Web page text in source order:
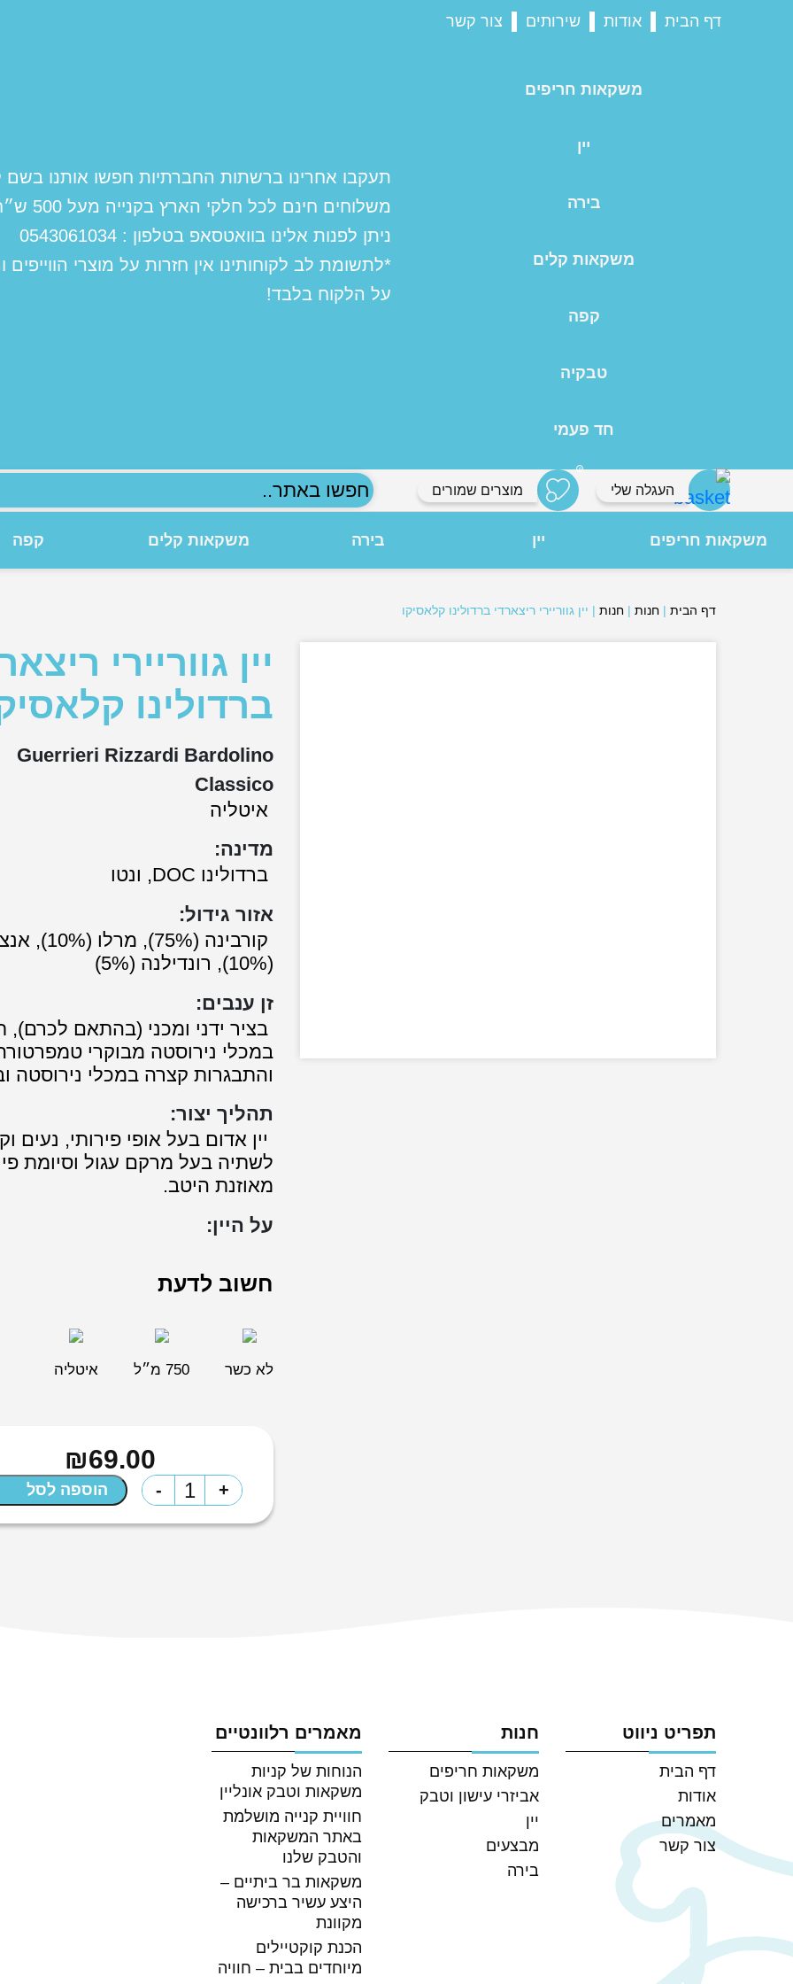
דף הבית אודות שירותים צור קשר
משקאות חריפים
יין
בירה
משקאות קלים
קפה
טבקיה
חד פעמי
תעקבו אחרינו ברשתות החברתיות חפשו אותנו בשם
משלוחים חינם לכל חלקי הארץ בקנייה מעל 500 ש״ח
ניתן לפנות אלינו בוואטסאפ בטלפון : 0543061034
*לתשומת לב לקוחותינו אין חזרות על מוצרי הווייפים
על הלקוח בלבד!
העגלה שלי
0
מוצרים שמורים
חפשו
באתר..
משקאות חריפים יין בירה משקאות קלים קפה
דף הבית | חנות | חנות | יין גווריירי ריצארדי ברדולינו קלאסיקו
יין גווריירי
ברדולינו
Guerrieri Rizzardi Bardolino
Classico
איטליה
מדינה:
ברדולינו DOC, ונטו
אזור גידול:
קורבינה (75%),
(10%), רונדילנה (5%)
זן ענבים:
בציר ידני ומכני (בהתאם לכרם),
במכלי נירוסטה מבוקרי
והתבגרות קצרה במכלי נירוסטה
תהליך יצור:
יין אדום בעל אופי פירותי, נעים
לשתיה בעל מרקם עגול וסיומת
מאוזנת היטב.
על היין:
חשוב לדעת
לא כשר 750 מ״ל איטליה
₪69.00
+
כמות
של
- הוספה לסל
תפריט ניווט
דף הבית
אודות
מאמרים
צור קשר
חנות
משקאות חריפים
אביזרי עישון וטבק
יין
מבצעים
בירה
מאמרים רלוונטיים
הנוחות של קניות
משקאות וטבק אונליין
חוויית קנייה מושלמת
באתר המשקאות
והטבק שלנו
משקאות בר ביתיים –
היצע עשיר ברכישה
מקוונת
הכנת קוקטיילים
מיוחדים בבית – חוויה